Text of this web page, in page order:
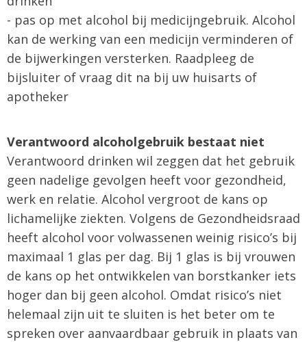
- pas op met alcohol bij medicijngebruik. Alcohol
kan de werking van een medicijn verminderen of
de bijwerkingen versterken. Raadpleeg de
bijsluiter of vraag dit na bij uw huisarts of
apotheker
Verantwoord alcoholgebruik bestaat niet
Verantwoord drinken wil zeggen dat het gebruik
geen nadelige gevolgen heeft voor gezondheid,
werk en relatie. Alcohol vergroot de kans op
lichamelijke ziekten. Volgens de Gezondheidsraad
heeft alcohol voor volwassenen weinig risico’s bij
maximaal 1 glas per dag. Bij 1 glas is bij vrouwen
de kans op het ontwikkelen van borstkanker iets
hoger dan bij geen alcohol. Omdat risico’s niet
helemaal zijn uit te sluiten is het beter om te
spreken over aanvaardbaar gebruik in plaats van